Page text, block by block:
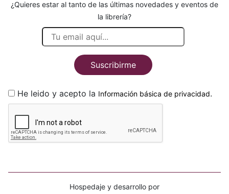
¿Quieres estar al tanto de las últimas novedades y eventos de
la librería?
Suscribirme
He leido y acepto la Información básica de privacidad.
Hospedaje y desarrollo por